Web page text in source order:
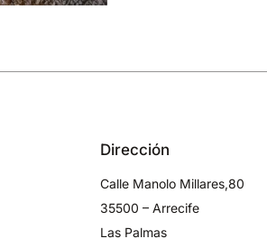
Dirección
Calle Manolo Millares,80
35500 – Arrecife
Las Palmas